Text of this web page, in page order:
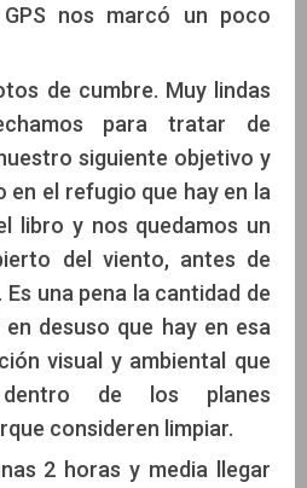
nos marcó un poco
de cumbre. Muy lindas
para tratar de
siguiente objetivo y
en el refugio que hay en la
libro y nos quedamos un
del viento, antes de
una pena la cantidad de
desuso que hay en esa
visual y ambiental que
dentro de los planes
consideren limpiar.
2 horas y media llegar